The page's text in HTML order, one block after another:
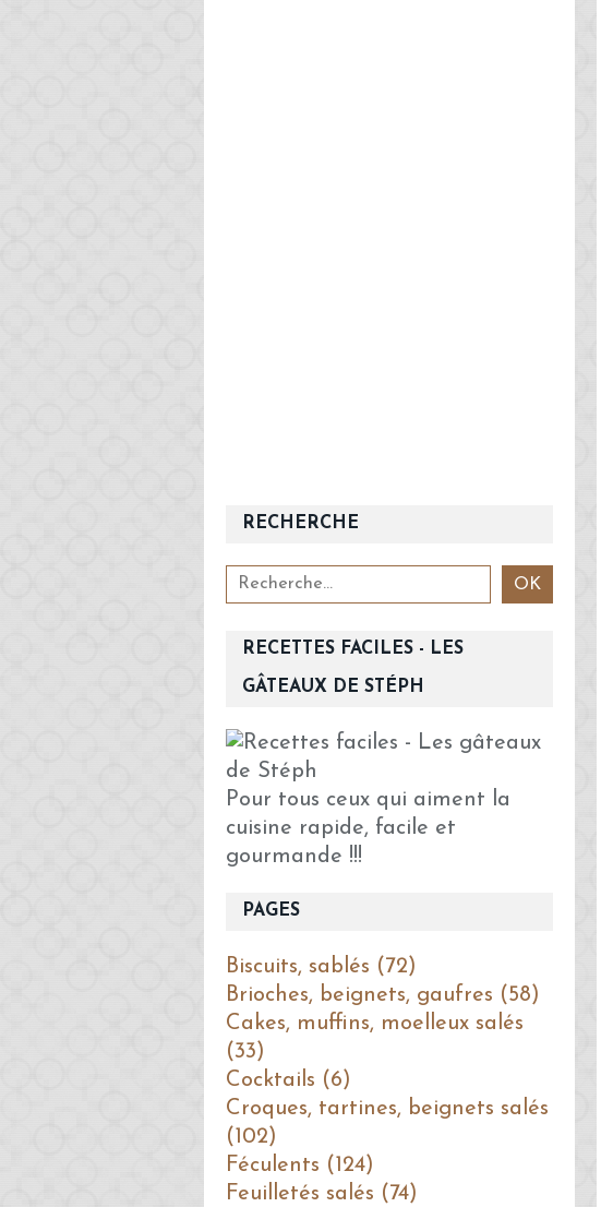
RECHERCHE
RECETTES FACILES - LES
GÂTEAUX DE STÉPH
Pour tous ceux qui aiment la
cuisine rapide, facile et
gourmande !!!
PAGES
Biscuits, sablés (72)
Brioches, beignets, gaufres (58)
Cakes, muffins, moelleux salés
(33)
Cocktails (6)
Croques, tartines, beignets salés
(102)
Féculents (124)
Feuilletés salés (74)